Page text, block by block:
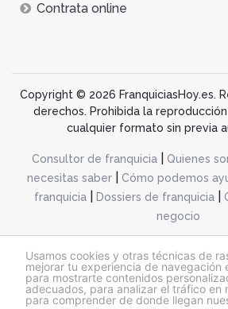
Usamos cookies y otras técnicas de
mejorar tu experiencia de navegación
para mostrarte contenidos
adecuados, para analizar el tráfico en
para comprender de donde llegan
Contrata online
Copyright © 2026 FranquiciasHoy.es.
derechos. Prohibida la
cualquier formato sin previa
Consultor de franquicia Quienes
necesitas saber
Cómo podemos
franquicia| Dossiers de franquicia|
negocio
@franquiciashoy.es |Aviso legal| Política de